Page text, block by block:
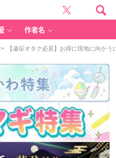
作者名
> 【遠征オタク必見】お得に現地に向かう